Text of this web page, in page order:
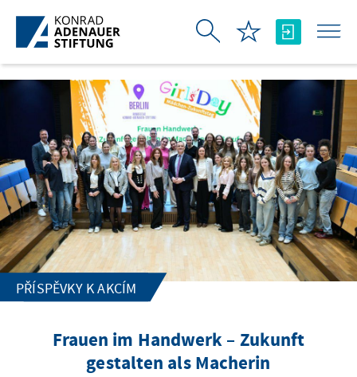
Skip to Main Content
PŘÍSPĚVKY K AKCÍM
Frauen im Handwerk – Zukunft
gestalten als Macherin